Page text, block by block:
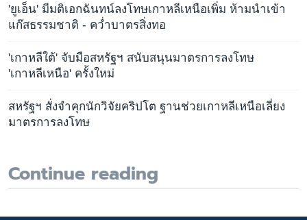
'ยูเอ็น' มีมติเอกฉันทน์ลงโทษเกาหลีเหนือเพิ่ม ห้ามนำเข้า
แก๊สธรรมชาติ - คว่ำบาตรสิ่งทอ
'เกาหลีใต้' จับมือสหรัฐฯ สนับสนุนมาตรการลงโทษ
'เกาหลีเหนือ' ครั้งใหม่
สหรัฐฯ สั่งจำคุกนักวิจัยคริปโต ฐานช่วยเกาหลีเหนือเลี่ยง
มาตรการลงโทษ
Continue reading